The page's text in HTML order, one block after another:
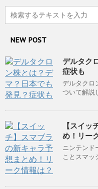
NEW POST
デルタク
症状も
デルタクロ
ついて解説
【スイ
め！リー
ニンテン
ことスマッ